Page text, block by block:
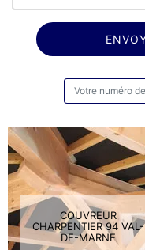
COUVREUR
CHARPENTIER 94 VAL-
DE-MARNE